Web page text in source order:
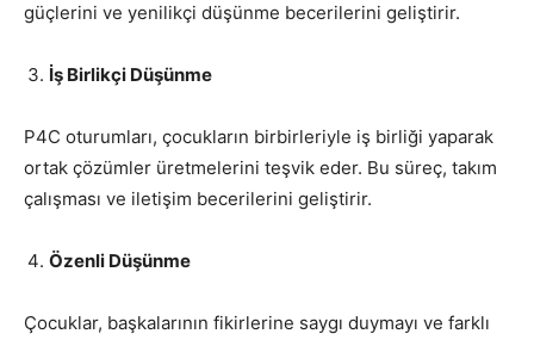
güçlerini ve yenilikçi düşünme becerilerini geliştirir.
İş Birlikçi Düşünme
P4C oturumları, çocukların birbirleriyle iş birliği yaparak
ortak çözümler üretmelerini teşvik eder. Bu süreç, takım
çalışması ve iletişim becerilerini geliştirir.
Özenli Düşünme
Çocuklar, başkalarının fikirlerine saygı duymayı ve farklı